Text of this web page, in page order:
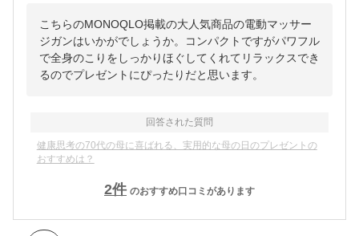
こちらのMONOQLO掲載の大人気商品の電動マッサー
ジガンはいかがでしょうか。コンパクトですがパワフル
で全身のこりをしっかりほぐしてくれてリラックスでき
るのでプレゼントにぴったりだと思います。
回答された質問
健康思考の70代の母に喜ばれる、実用的な母の日のプレゼントの
おすすめは？
2件 のおすすめ口コミがあります